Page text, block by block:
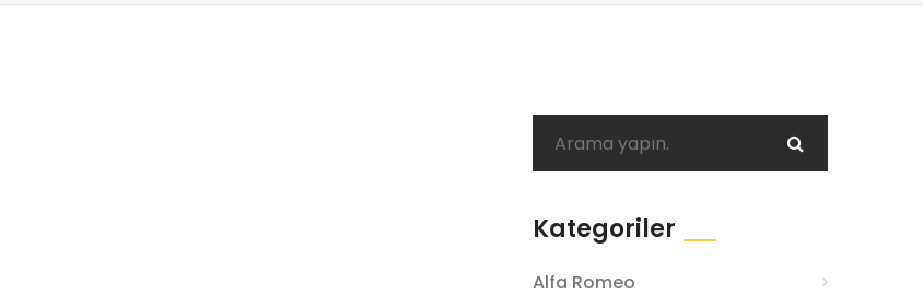
Kategoriler
Alfa Romeo